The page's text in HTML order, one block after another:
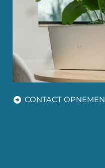
CONTACT OPNEMEN